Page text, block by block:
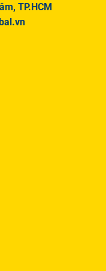
TP.HCM